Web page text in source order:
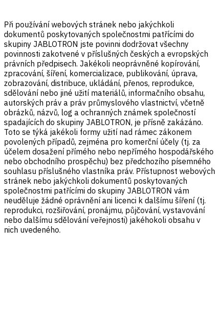
Při používání webových stránek nebo jakýchkoli
dokumentů poskytovaných společnostmi patřícími do
skupiny JABLOTRON jste povinni dodržovat všechny
povinnosti zakotvené v příslušných českých a evropských
právních předpisech. Jakékoli neoprávněné kopírování,
zpracování, šíření, komercializace, publikování, úprava,
zobrazování, distribuce, ukládání, přenos, reprodukce,
sdělování nebo jiné užití materiálů, informačního obsahu,
autorských práv a práv průmyslového vlastnictví, včetně
obrázků, názvů, log a ochranných známek společností
spadajících do skupiny JABLOTRON, je přísně zakázáno.
Toto se týká jakékoli formy užití nad rámec zákonem
povolených případů, zejména pro komerční účely (tj. za
účelem dosažení přímého nebo nepřímého hospodářského
nebo obchodního prospěchu) bez předchozího písemného
souhlasu příslušného vlastníka práv. Přístupnost webových
stránek nebo jakýchkoli dokumentů poskytovaných
společnostmi patřícími do skupiny JABLOTRON vám
neuděluje žádné oprávnění ani licenci k dalšímu šíření (tj.
reprodukci, rozšiřování, pronájmu, půjčování, vystavování
nebo dalšímu sdělování veřejnosti) jakéhokoli obsahu v
nich uvedeného.